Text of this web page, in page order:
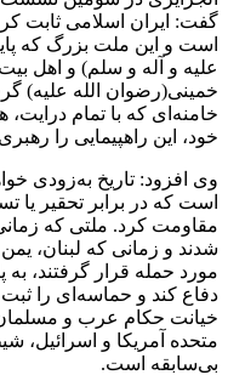
گفت: ایران اسلامی ثابت
است و این ملت بزرگ که
علیه و آله و سلم) و اهل
خمینی(رضوان الله علیه)
خامنه‌ای که با تمام
خود، این راهپیمایی را
وی افزود: تاریخ به‌زودی
است که در برابر تحقیر یا
مقاومت کرد. ملتی که
شدند و زمانی که لبنان،
مورد حمله قرار گرفتند،
دفاع کند و حماسه‌ای را ثبت
خیانت حکام عرب و مسلمان
متحده آمریکا و
بی‌سابقه است.